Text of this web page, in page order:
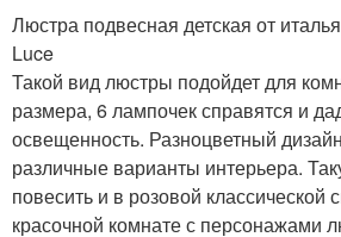
Люстра подвесная детская от
Luce
Такой вид люстры подойдет для
размера, 6 лампочек справятся и
освещенность. Разноцветный
различные варианты интерьера.
повесить и в розовой классической
красочной комнате с персонажами